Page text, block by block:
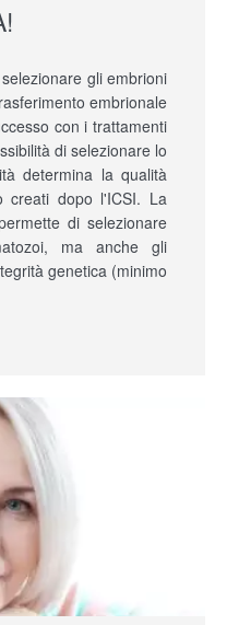
gli embrioni
embrionale
con i trattamenti
di selezionare lo
determina la qualità
creati dopo l'ICSI. La
di selezionare
ma anche gli
genetica (minimo